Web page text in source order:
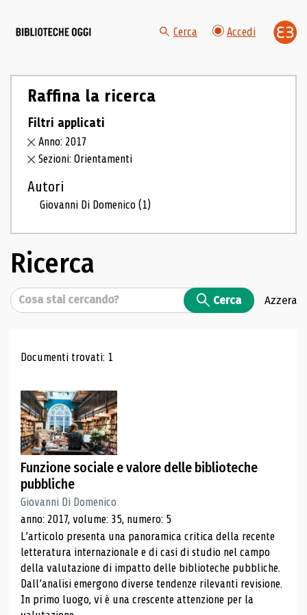
Cerca Accedi
Raffina la ricerca
Filtri applicati
Anno: 2017
Sezioni: Orientamenti
Autori
Giovanni Di Domenico(1)
Ricerca
Cerca Cerca Azzera
Risultati di ricerca
Documenti trovati: 1
Funzione sociale e valore delle biblioteche
pubbliche
Giovanni Di Domenico
anno: 2017, volume: 35, numero: 5
L’articolo presenta una panoramica critica della recente
letteratura internazionale e di casi di studio nel campo
della valutazione di impatto delle biblioteche pubbliche.
Dall’analisi emergono diverse tendenze rilevanti revisione.
In primo luogo, vi è una crescente attenzione per la